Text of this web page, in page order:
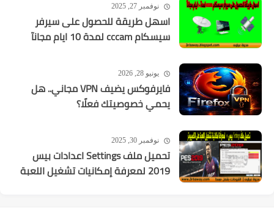
نوفمبر 27, 2025
اسهل طريقة للحصول على سيرفر
سيسكام cccam لمدة 10 ايام مجانآ
يونيو 28, 2026
فايرفوكس يضيف VPN مجاني.. هل
يحمي خصوصيتك فعلًا؟
نوفمبر 30, 2025
تحميل ملف Settings اعدادات بيس
2019 لمعرفة إمكانيات تشغيل اللعبة